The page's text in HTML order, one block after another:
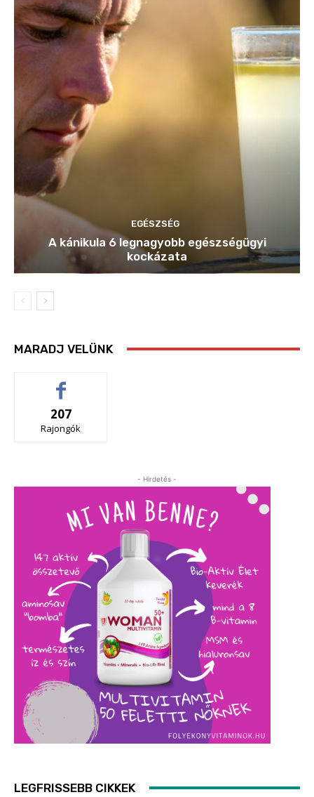
EGÉSZSÉG
A kánikula 6 legnagyobb egészségügyi
kockázata
MARADJ VELÜNK
207
Rajongók
- Hirdetés -
LEGFRISSEBB CIKKEK